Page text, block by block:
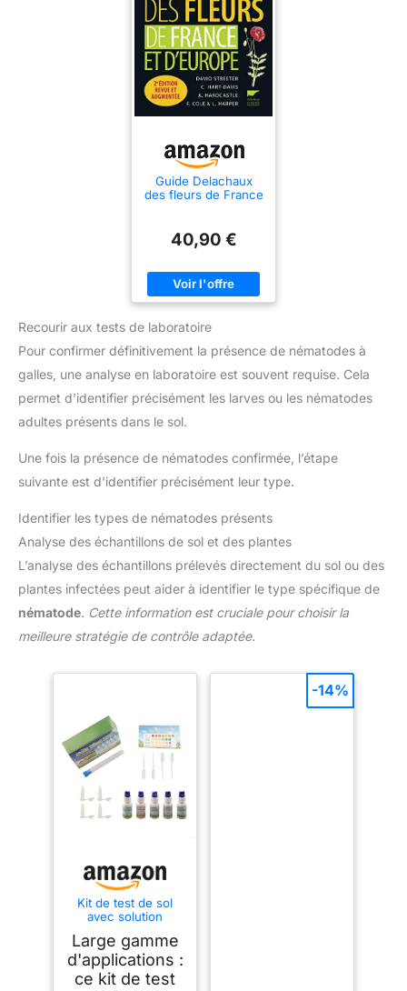
Guide Delachaux
des fleurs de France
40,90 €
Recourir aux tests de laboratoire
Pour confirmer définitivement la présence de nématodes à
galles, une analyse en laboratoire est souvent requise. Cela
permet d’identifier précisément les larves ou les nématodes
adultes présents dans le sol.
Une fois la présence de nématodes confirmée, l’étape
suivante est d’identifier précisément leur type.
Identifier les types de nématodes présents
Analyse des échantillons de sol et des plantes
L’analyse des échantillons prélevés directement du sol ou des
plantes infectées peut aider à identifier le type spécifique de
nématode. Cette information est cruciale pour choisir la
meilleure stratégie de contrôle adaptée.
Kit de test de sol
avec solution
NPK 10 ml de réactif
liquide de qualité
laboratoire pour
l'agriculture, les
Large gamme
d'applications :
ce kit de test
-14%